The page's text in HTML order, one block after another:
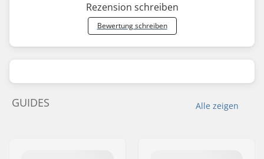
Rezension schreiben
Bewertung schreiben
Alle zeigen
GUIDES